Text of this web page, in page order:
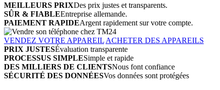
MEILLEURS PRIXDes prix justes et transparents.
SÛR & FIABLEEntreprise allemande.
PAIEMENT RAPIDEArgent rapidement sur votre compte.
VENDEZ VOTRE APPAREIL ACHETER DES APPAREILS
PRIX JUSTESÉvaluation transparente
PROCESSUS SIMPLESimple et rapide
DES MILLIERS DE CLIENTSNous font confiance
SÉCURITÉ DES DONNÉESVos données sont protégées